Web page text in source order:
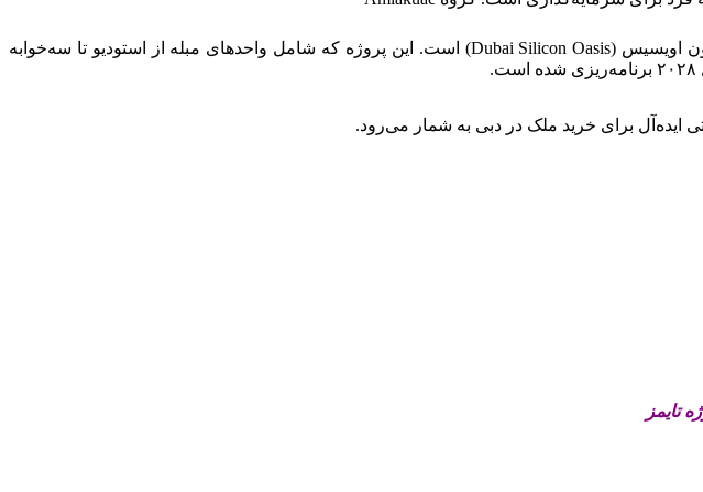
آپارتمان تایمز (Timez) از شرکت دانوب پراپرتیز، یک مجتمع مسکونی مدرن و هوشمند در منطقه دبی سیلیکون اویسیس (Dubai Silicon Oasis) است. این پروژه که شامل واحدهای مبله از استودیو تا سه‌خوابه
تایمز